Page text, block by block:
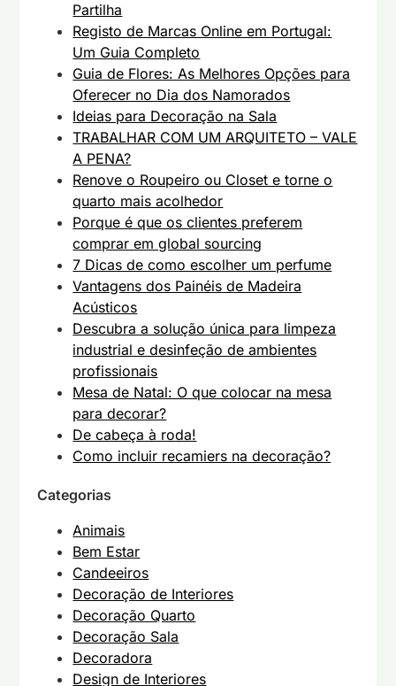
Partilha
Registo de Marcas Online em Portugal:
Um Guia Completo
Guia de Flores: As Melhores Opções para
Oferecer no Dia dos Namorados
Ideias para Decoração na Sala
TRABALHAR COM UM ARQUITETO – VALE
A PENA?
Renove o Roupeiro ou Closet e torne o
quarto mais acolhedor
Porque é que os clientes preferem
comprar em global sourcing
7 Dicas de como escolher um perfume
Vantagens dos Painéis de Madeira
Acústicos
Descubra a solução única para limpeza
industrial e desinfeção de ambientes
profissionais
Mesa de Natal: O que colocar na mesa
para decorar?
De cabeça à roda!
Como incluir recamiers na decoração?
Categorias
Animais
Bem Estar
Candeeiros
Decoração de Interiores
Decoração Quarto
Decoração Sala
Decoradora
Design de Interiores